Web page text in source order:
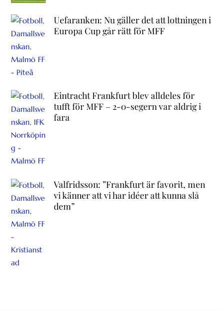
Uefaranken: Nu gäller det att lottningen i
Europa Cup går rätt för MFF
Eintracht Frankfurt blev alldeles för
tufft för MFF – 2-0-segern var aldrig i
fara
Valfridsson: ”Frankfurt är favorit, men
vi känner att vi har idéer att kunna slå
dem”